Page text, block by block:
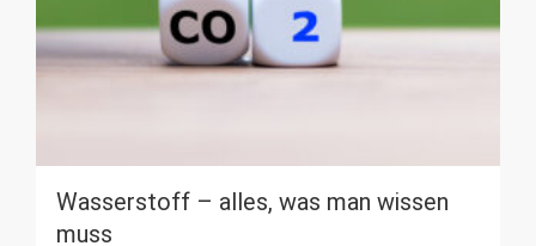
Wasserstoff – alles, was man wissen
muss